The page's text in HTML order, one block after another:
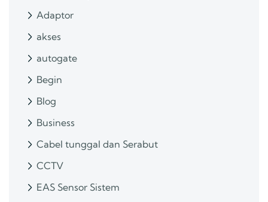
Adaptor
akses
autogate
Begin
Blog
Business
Cabel tunggal dan Serabut
CCTV
EAS Sensor Sistem